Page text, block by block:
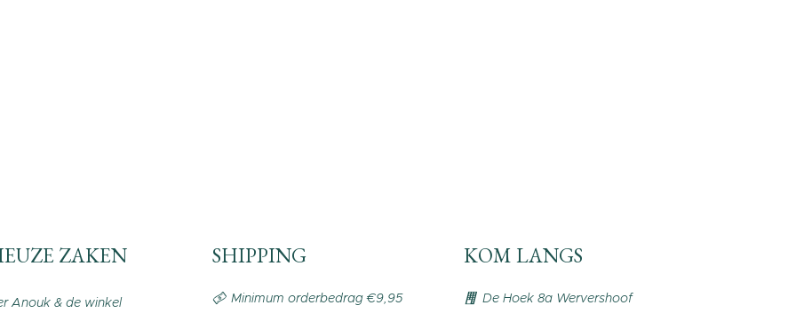
ZAKEN
Anouk & de winkel
SHIPPING
Minimum orderbedrag €9,95
KOM LANGS
De Hoek 8a Wervershoof